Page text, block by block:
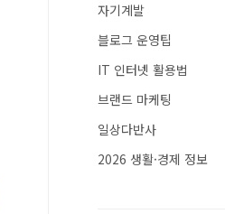
자기계발
블로그 운영팁
IT 인터넷 활용법
브랜드 마케팅
일상다반사
2026 생활·경제 정보